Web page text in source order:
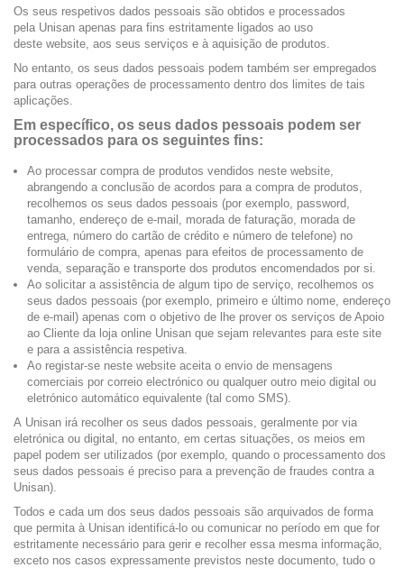
Os seus respetivos dados pessoais são obtidos e processados
pela Unisan apenas para fins estritamente ligados ao uso
deste website, aos seus serviços e à aquisição de produtos.
No entanto, os seus dados pessoais podem também ser empregados
para outras operações de processamento dentro dos limites de tais
aplicações.
Em específico, os seus dados pessoais podem ser
processados para os seguintes fins:
Ao processar compra de produtos vendidos neste website,
abrangendo a conclusão de acordos para a compra de produtos,
recolhemos os seus dados pessoais (por exemplo, password,
tamanho, endereço de e-mail, morada de faturação, morada de
entrega, número do cartão de crédito e número de telefone) no
formulário de compra, apenas para efeitos de processamento de
venda, separação e transporte dos produtos encomendados por si.
Ao solicitar a assistência de algum tipo de serviço, recolhemos os
seus dados pessoais (por exemplo, primeiro e último nome, endereço
de e-mail) apenas com o objetivo de lhe prover os serviços de Apoio
ao Cliente da loja online Unisan que sejam relevantes para este site
e para a assistência respetiva.
Ao registar-se neste website aceita o envio de mensagens
comerciais por correio electrónico ou qualquer outro meio digital ou
eletrónico automático equivalente (tal como SMS).
A Unisan irá recolher os seus dados pessoais, geralmente por via
eletrónica ou digital, no entanto, em certas situações, os meios em
papel podem ser utilizados (por exemplo, quando o processamento dos
seus dados pessoais é preciso para a prevenção de fraudes contra a
Unisan).
Todos e cada um dos seus dados pessoais são arquivados de forma
que permita à Unisan identificá-lo ou comunicar no período em que for
estritamente necessário para gerir e recolher essa mesma informação,
exceto nos casos expressamente previstos neste documento, tudo o